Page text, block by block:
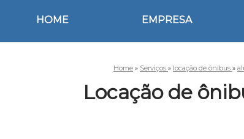
HOME EMPRESA
Home » Serviços » locação de ônibus »
Locação de